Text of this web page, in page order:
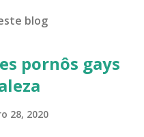
blog
pornôs gays
28, 2020